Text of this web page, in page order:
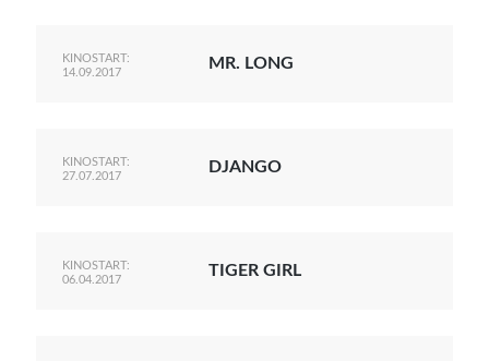
KINOSTART:
14.09.2017
MR. LONG
KINOSTART:
27.07.2017
DJANGO
KINOSTART:
06.04.2017
TIGER GIRL